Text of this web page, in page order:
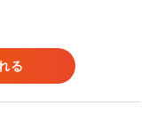
る